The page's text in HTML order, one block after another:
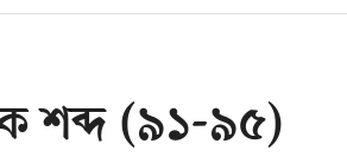
শব্দ (৯১-৯৫)